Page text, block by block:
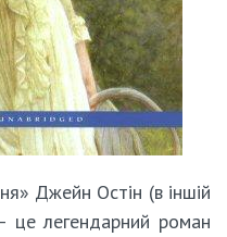
Джейн Остін (в іншій
це легендарний роман